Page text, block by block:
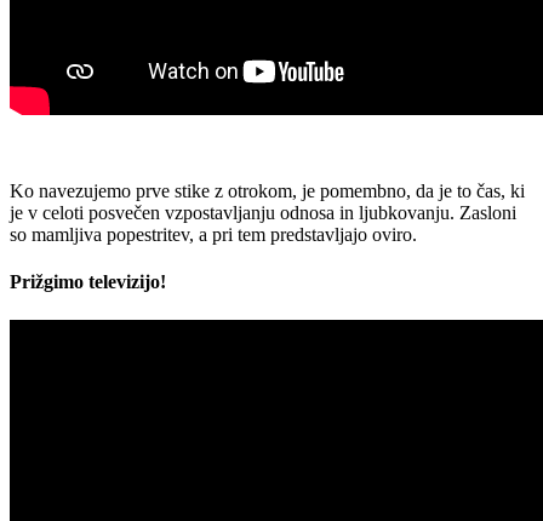
Ko navezujemo prve stike z otrokom, je pomembno, da je to čas, ki
je v celoti posvečen vzpostavljanju odnosa in ljubkovanju. Zasloni
so mamljiva popestritev, a pri tem predstavljajo oviro.
Prižgimo televizijo!